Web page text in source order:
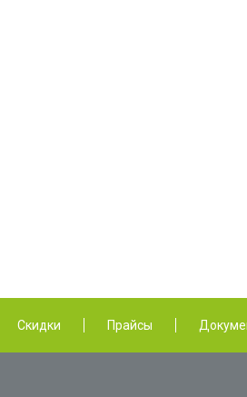
Скидки Прайсы